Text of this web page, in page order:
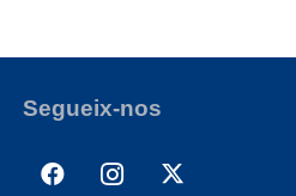
Segueix-nos